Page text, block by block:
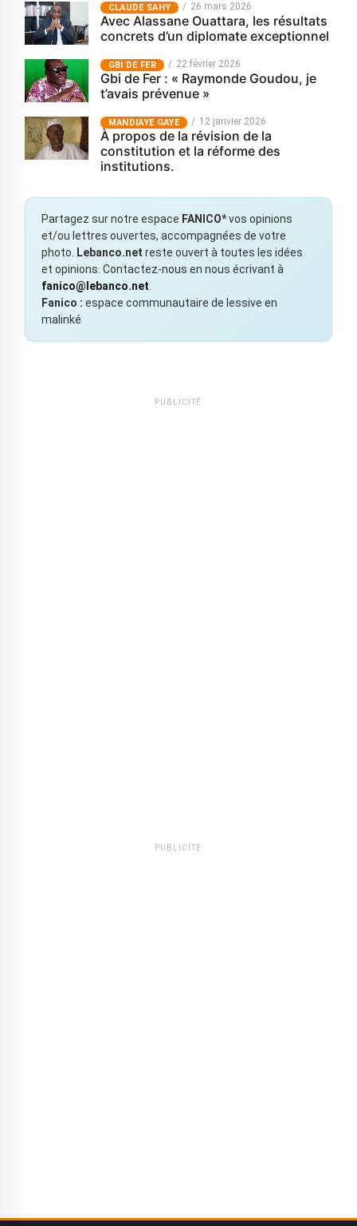
CLAUDE SAHY 26 mars 2026
Avec Alassane Ouattara, les résultats
concrets d’un diplomate exceptionnel
GBI DE FER 22 février 2026
Gbi de Fer : « Raymonde Goudou, je
t’avais prévenue »
MANDIAYE GAYE 12 janvier 2026
À propos de la révision de la
constitution et la réforme des
institutions.
Partagez sur notre espace FANICO*vos opinions
et/ou lettres ouvertes, accompagnées de votre
photo.
Lebanco.net reste ouvert à toutes les idées
et opinions. Contactez-nous en nous écrivant à
fanico@lebanco.net
Fanico : espace communautaire de lessive en
malinké
PUBLICITÉ
PUBLICITÉ